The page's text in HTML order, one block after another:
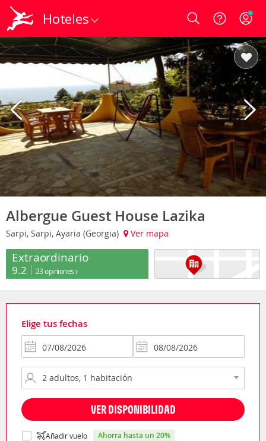
Hoteles Login
Albergue Guest House Lazika
Sarpi, Sarpi, Ayaria (Georgia) Ver mapa
Extraordinario
9.2 23 opiniones
Elige tus fechas
VER DISPONIBILIDAD
Añadir vuelo ahorra hasta un 20%